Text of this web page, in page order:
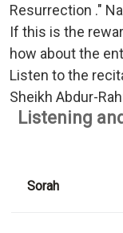
Resurrection ."
If this is the
how about the
Listen to the
Sheikh Abdur-
Listening
Sorah